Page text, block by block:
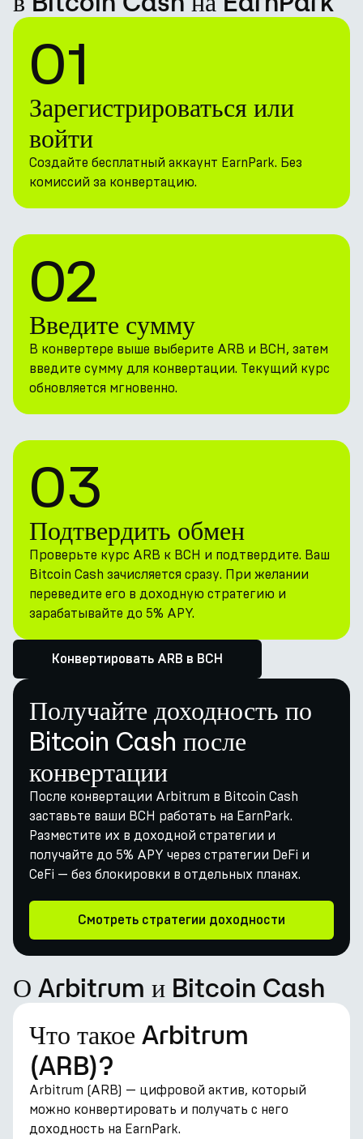
01
Зарегистрироваться или
войти
Создайте бесплатный аккаунт EarnPark. Без
комиссий за конвертацию.
02
Введите сумму
В конвертере выше выберите ARB и BCH, затем
введите сумму для конвертации. Текущий курс
обновляется мгновенно.
03
Подтвердить обмен
Проверьте курс ARB к BCH и подтвердите. Ваш
Bitcoin Cash зачисляется сразу. При желании
переведите его в доходную стратегию и
зарабатывайте до 5% APY.
Конвертировать ARB в BCH
Получайте доходность по
Bitcoin Cash после
конвертации
После конвертации Arbitrum в Bitcoin Cash
заставьте ваши BCH работать на EarnPark.
Разместите их в доходной стратегии и
получайте до 5% APY через стратегии DeFi и
CeFi — без блокировки в отдельных планах.
Смотреть стратегии доходности
О Arbitrum и Bitcoin Cash
Что такое Arbitrum
(ARB)?
Arbitrum (ARB) — цифровой актив, который
можно конвертировать и получать с него
доходность на EarnPark.